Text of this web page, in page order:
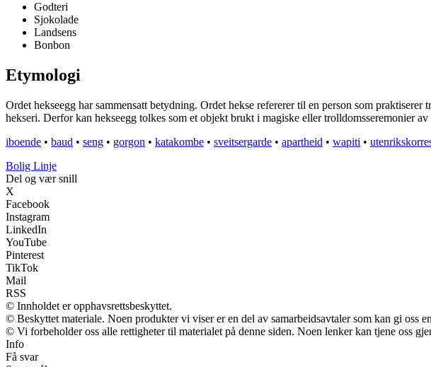
Godteri
Sjokolade
Landsens
Bonbon
Etymologi
Ordet hekseegg har sammensatt betydning. Ordet hekse refererer til en person som
hekseri. Derfor kan hekseegg tolkes som et objekt brukt i magiske eller trolldomsseremonier av
iboende • baud • seng • gorgon • katakombe • sveitsergarde • apartheid • wapiti •
Bolig Linje
Del og vær snill
X
Facebook
Instagram
LinkedIn
YouTube
Pinterest
TikTok
Mail
RSS
© Innholdet er opphavsrettsbeskyttet.
© Beskyttet materiale. Noen produkter vi viser er en del av samarbeidsavtaler som kan gi oss
© Vi forbeholder oss alle rettigheter til materialet på denne siden. Noen lenker kan tjene oss
Info
Få svar